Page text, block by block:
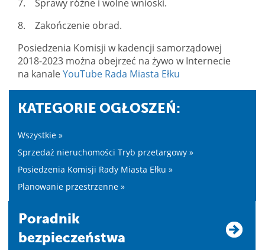
7. Sprawy różne i wolne wnioski.
8. Zakończenie obrad.
Posiedzenia Komisji w kadencji samorządowej
2018-2023 można obejrzeć na żywo w Internecie
na kanaleYouTube Rada Miasta Ełku
KATEGORIE OGŁOSZEŃ:
Wszystkie »
Sprzedaż nieruchomości Tryb przetargowy »
Posiedzenia Komisji Rady Miasta Ełku »
Planowanie przestrzenne »
Poradnik
bezpieczeństwa